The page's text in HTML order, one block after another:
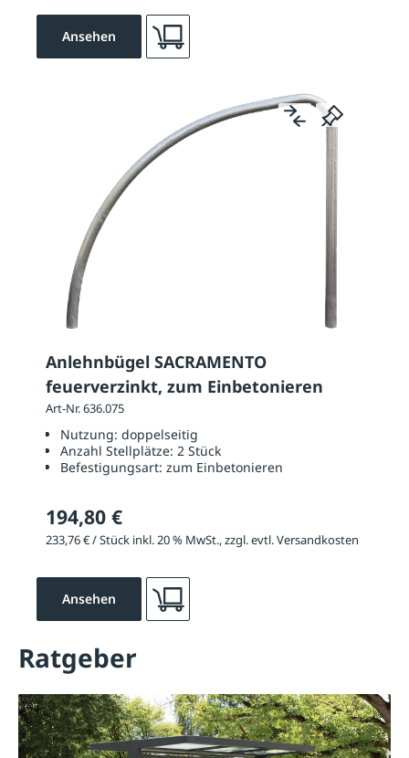
Ansehen
Anlehnbügel SACRAMENTO
feuerverzinkt, zum Einbetonieren
Art-Nr. 636.075
Nutzung: doppelseitig
Anzahl Stellplätze: 2 Stück
Befestigungsart: zum Einbetonieren
194,80 €
233,76 € / Stück inkl. 20 % MwSt., zzgl. evtl. Versandkosten
Ansehen
Ratgeber